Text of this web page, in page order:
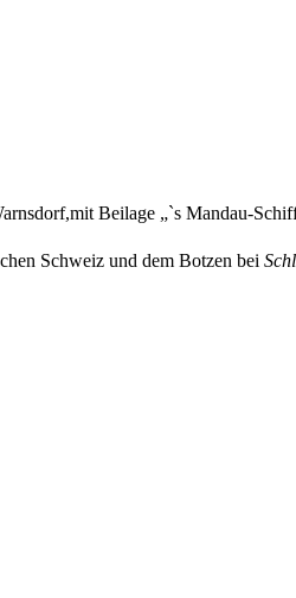
Beilage „`s Mandau-
Schweiz und dem Botzen bei